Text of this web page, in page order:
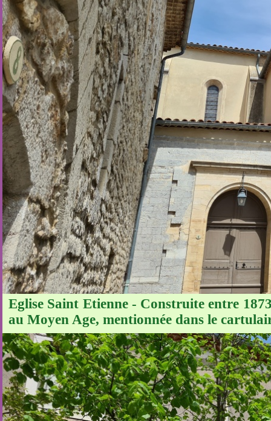
Eglise Saint Etienne - Construite entre
au Moyen Age, mentionnée dans le